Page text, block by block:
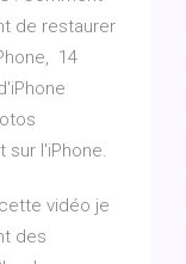
de restaurer
14
l'iPhone.
vidéo je
des